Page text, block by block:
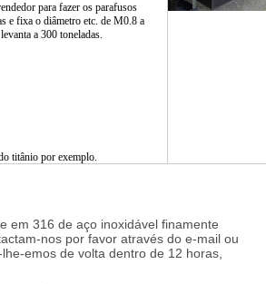
para fazer os parafusos
e fixa o diâmetro etc. de M0.8 a
a 300 toneladas.
titânio por exemplo.
em 316 de aço inoxidável finamente
nos por favor através do e-mail ou
emos de volta dentro de 12 horas,